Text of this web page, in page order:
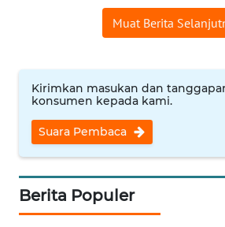
Muat Berita
Kirimkan masukan dan
konsumen kepada kami.
Suara Pembaca
Berita Populer
WN
CIANJUR
WN
KEPULAUAN
SERIBU
WN
TANGERANG